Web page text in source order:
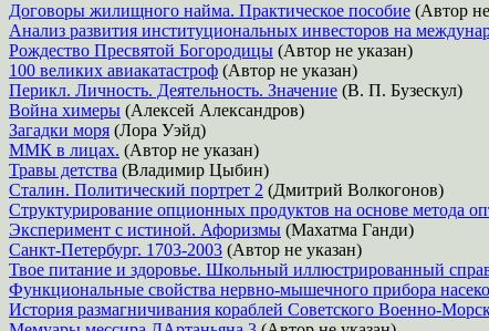
Договоры жилищного найма. Практическое пособие (Автор
Анализ развития институциональных инвесторов на
Рождество Пресвятой Богородицы (Автор не указан)
100 великих авиакатастроф (Автор не указан)
Перикл. Личность. Деятельность. Значение (В. П. Бузескул)
Война химеры (Алексей Александров)
Загадки моря (Лора Уэйд)
ММК в лицах. (Автор не указан)
Травы детства (Владимир Цыбин)
Сталин. Политический портрет 2 (Дмитрий Волкогонов)
Структурирование опционных продуктов на основе метода
Эксперимент с истиной. Афоризмы (Махатма Ганди)
Санкт-Петербург. 1703-2003 (Автор не указан)
Твое питание и здоровье. Школьный иллюстрированный
Функциональные свойства нервно-мышечного прибора
История размагничивания кораблей Советского Военно-